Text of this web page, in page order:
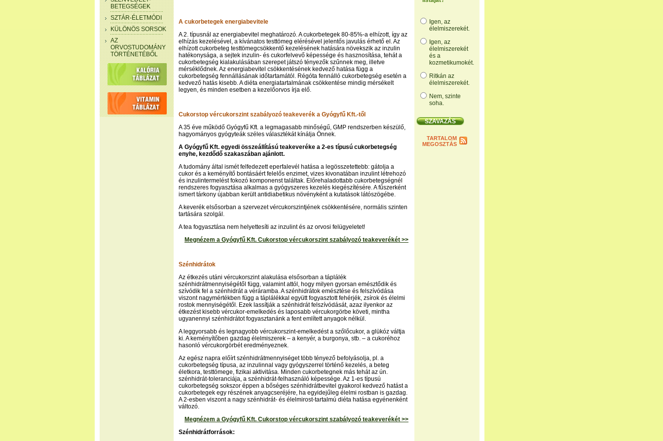
Igen, az
élelmiszerekét.
Igen, az
élelmiszerekét
és a
kozmetikumokét.
Ritkán az
élelmiszerekét.
Nem, szinte
soha.
TARTALOM
MEGOSZTÁS
BETEGSÉGEK
SZTÁR-ÉLETMÓDI
KÜLÖNÖS SORSOK
AZ
ORVOSTUDOMÁNY
TÖRTÉNETÉBŐL
A cukorbetegek energiabevitele
A 2. típusnál az energiabevitel meghatározó. A cukorbetegek 80-85%-a elhízott, így az
elhízás kezelésével, a kívánatos testtömeg elérésével jelentős javulás érhető el. Az
elhízott cukorbeteg testtömegcsökkentő kezelésének hatására növekszik az inzulin
hatékonysága, a sejtek inzulin- és cukorfelvevő képessége és hasznosítása, tehát a
cukorbetegség kialakulásában szerepet játszó tényezők szűnnek meg, illetve
mérséklődnek. Az energiabevitel csökkentésének kedvező hatása függ a
cukorbetegség fennállásának időtartamától. Régóta fennálló cukorbetegség esetén a
kedvező hatás kisebb. A diéta energiatartalmának csökkentése mindig mérsékelt
legyen, és minden esetben a kezelőorvos írja elő.
Cukorstop vércukorszint szabályozó teakeverék a Gyógyfű Kft.-től
A 35 éve működő Gyógyfű Kft. a legmagasabb minőségű, GMP rendszerben készülő,
hagyományos gyógyteák széles választékát kínálja Önnek.
A Gyógyfű Kft. egyedi összeállítású teakeveréke a 2-es típusú cukorbetegség
enyhe, kezdődő szakaszában ajánlott.
A tudomány által ismét felfedezett eperfalevél hatása a legösszetettebb: gátolja a
cukor és a keményítő bontásáért felelős enzimet, vizes kivonatában inzulint létrehozó
és inzulintermelést fokozó komponenst találtak. Előrehaladottabb cukorbetegségnél
rendszeres fogyasztása alkalmas a gyógyszeres kezelés kiegészítésére. A fűszerként
ismert tárkony újabban került antidiabetikus növényként a kutatások látószögébe.
A keverék elsősorban a szervezet vércukorszintjének csökkentésére, normális szinten
tartására szolgál.
A tea fogyasztása nem helyettesíti az inzulint és az orvosi felügyeletet!
Megnézem a Gyógyfű Kft. Cukorstop vércukorszint szabályozó teakeverékét >>
Szénhidrátok
Az étkezés utáni vércukorszint alakulása elsősorban a táplálék
szénhidrátmennyiségétől függ, valamint attól, hogy milyen gyorsan emésztődik és
szívódik fel a szénhidrát a véráramba. A szénhidrátok emésztése és felszívódása
viszont nagymértékben függ a táplálékkal együtt fogyasztott fehérjék, zsírok és élelmi
rostok mennyiségétől. Ezek lassítják a szénhidrát felszívódását, azaz ilyenkor az
étkezést kisebb vércukor-emelkedés és laposabb vércukorgörbe követi, mintha
ugyanennyi szénhidrátot fogyasztanánk a fent említett anyagok nélkül.
A leggyorsabb és legnagyobb vércukorszint-emelkedést a szőlőcukor, a glükóz váltja
ki. A keményítőben gazdag élelmiszerek – a kenyér, a burgonya, stb. – a cukoréhoz
hasonló vércukorgörbét eredményeznek.
Az egész napra előírt szénhidrátmennyiséget több tényező befolyásolja, pl. a
cukorbetegség típusa, az inzulinnal vagy gyógyszerrel történő kezelés, a beteg
életkora, testtömege, fizikai aktivitása. Minden cukorbetegnek más tehát az ún.
szénhidrát-toleranciája, a szénhidrát-felhasználó képessége. Az 1-es típusú
cukorbetegség sokszor éppen a bőséges szénhidrátbevitel gyakorol kedvező hatást a
cukorbetegek egy részének anyagcseréjére, ha egyidejűleg élelmi rostban is gazdag.
A 2-esben viszont a nagy szénhidrát- és élelmirost-tartalmú diéta hatása egyénenként
változó.
Megnézem a Gyógyfű Kft. Cukorstop vércukorszint szabályozó teakeverékét >>
Szénhidrátforrások: